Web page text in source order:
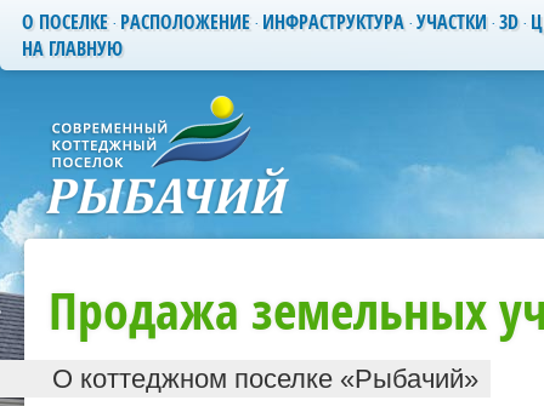
О ПОСЕЛКЕ РАСПОЛОЖЕНИЕ ИНФРАСТРУКТУРА УЧАСТКИ 3D
НА ГЛАВНУЮ
Продажа земельных
О коттеджном поселке «Рыбачий»